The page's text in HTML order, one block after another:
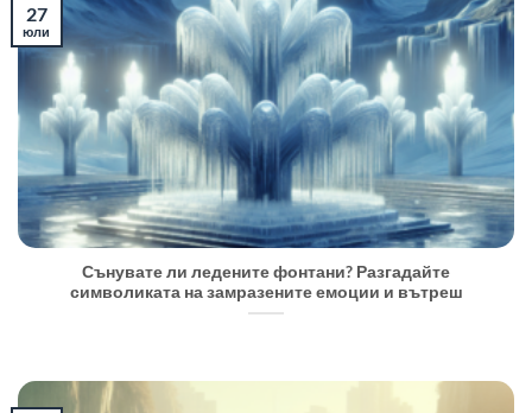
Сънувате ли ледените фонтани? Разгадайте
символиката на замразените емоции и вътреш
27
юли